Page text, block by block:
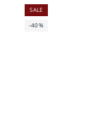
SALE
-40%